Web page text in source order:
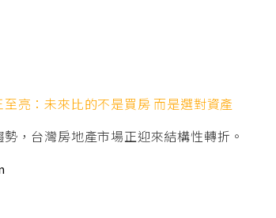
亮：未來比的不是買房 而是選對資產
，台灣房地產市場正迎來結構性轉折。